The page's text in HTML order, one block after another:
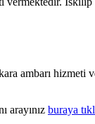
ambarı
arayınız buraya